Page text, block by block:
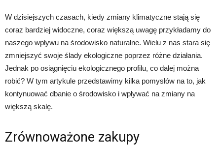
W dzisiejszych czasach, kiedy zmiany klimatyczne stają się
coraz bardziej widoczne, coraz większą uwagę przykładamy do
naszego wpływu na środowisko naturalne. Wielu z nas stara się
zmniejszyć swoje ślady ekologiczne poprzez różne działania.
Jednak po osiągnięciu ekologicznego profilu, co dalej można
robić? W tym artykule przedstawimy kilka pomysłów na to, jak
kontynuować dbanie o środowisko i wpływać na zmiany na
większą skalę.
Zrównoważone zakupy